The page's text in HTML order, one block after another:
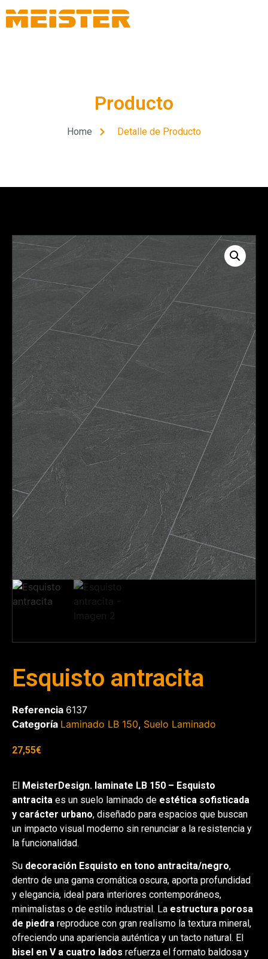
Producto
Home Detalle de Producto
Esquisto antracita
Referencia 6137
Categoría Laminado LB 150, Suelo Laminado
27,55€
El MeisterDesign. laminate LB 150 – Esquisto
antracita es un suelo laminado de estética sofisticada
y carácter urbano, diseñado para espacios que buscan
un impacto visual moderno sin renunciar a la resistencia y
la funcionalidad.
Su decoración Esquisto en tono antracita/negro,
dentro de una gama cromática oscura, aporta profundidad
y elegancia, ideal para interiores contemporáneos,
minimalistas o de estilo industrial. La estructura porosa
de piedra reproduce con gran realismo la textura mineral,
ofreciendo una apariencia auténtica y un tacto natural. El
bisel en V a cuatro lados refuerza el formato baldosa y